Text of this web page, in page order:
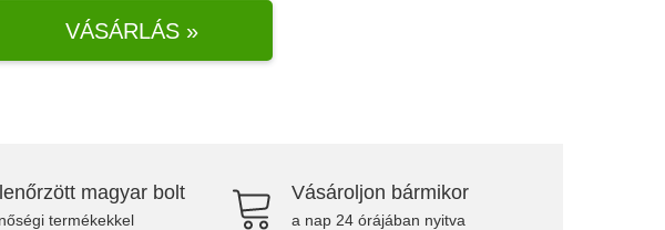
VÁSÁRLÁS »
magyar bolt
termékekkel
Vásároljon bármikor
a nap 24 órájában nyitva